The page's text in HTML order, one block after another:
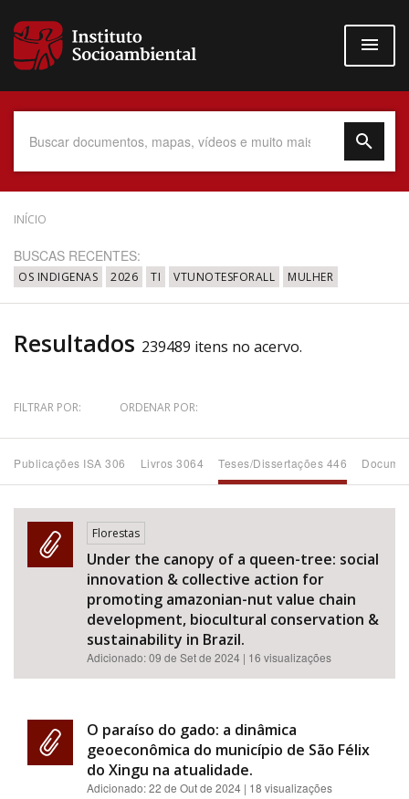
para
conteúdo
Data do Documento
Até
Povo Indígena
Subtema
Área de Levantamento
Área Protegida
INÍCIO
BUSCAS RECENTES:
OS INDIGENAS 2026 TI VTUNOTESFORALL MULHER
Resultados 239489 itens no acervo.
FILTRAR POR: ORDENAR POR:
Publicações ISA 306 Livros 3064 Teses/Dissertações 446
Florestas
Under the canopy of a queen-tree: social
innovation & collective action for
promoting amazonian-nut value chain
development, biocultural conservation &
sustainability in Brazil.
Adicionado:09 de Set de 2024 | 16 visualizações
O paraíso do gado: a dinâmica
geoeconômica do município de São Félix
do Xingu na atualidade.
Adicionado:22 de Out de 2024 | 18 visualizações